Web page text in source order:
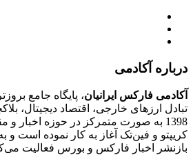
درباره آکادمی
آکادمی فارکس ایرانیان، پایگاه جامع
تبادل ارزهای خارجی، اقتصاد دیجیتال،
1398 به صورت متمرکز در حوزه اخبار و
کریپتو و فین‌تک آغاز به کار نموده است
بازنشر اخبار فارکس و بورس فعالیت